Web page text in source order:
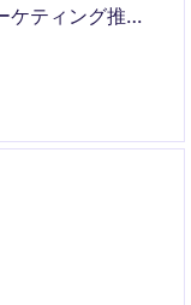
ケティング推
イアントと直
実行フェーズ